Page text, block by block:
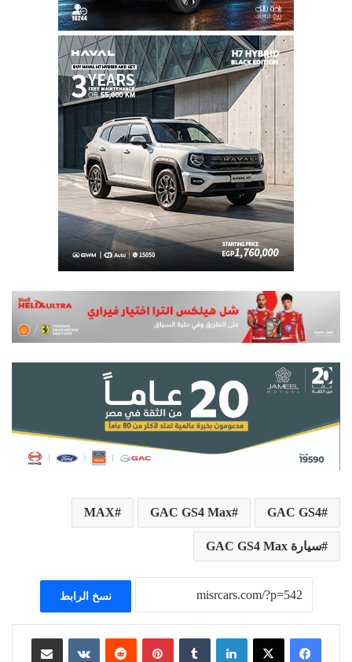
GAC GS4
GAC GS4 Max
MAX
سيارة GAC GS4 Max
نسخ الرابط
لينكدإن ‏Tumblr بينتيريست
‏Reddit
‏VKontakte مشاركة عبر البريد